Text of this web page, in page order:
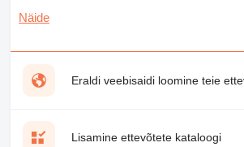
Näide
Eraldi veebisaidi loomine teie
Lisamine ettevõtete kataloogi